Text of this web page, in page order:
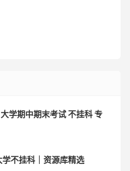
学期中期末考试 不挂科 专
不挂科｜资源库精选